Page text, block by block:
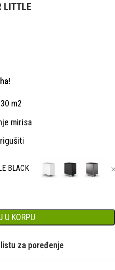
LITTLE
m2
mirisa
BLACK
U KORPU
za poređenje